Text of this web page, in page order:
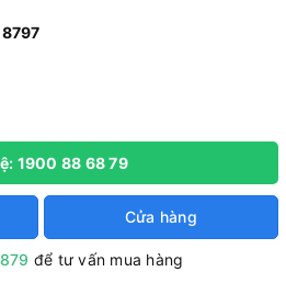
1900 88 68 79
Cửa hàng
để tư vấn mua hàng